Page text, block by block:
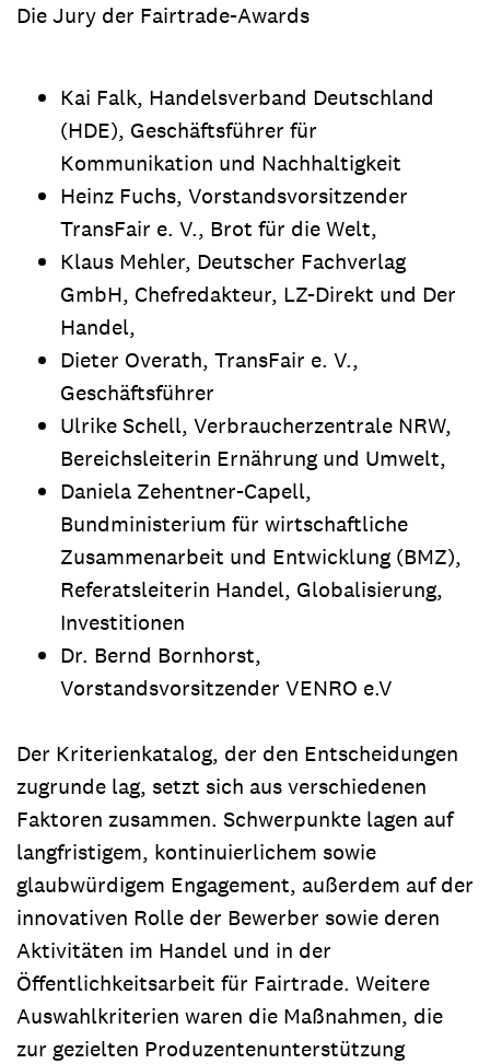
Die Jury der Fairtrade-Awards
Kai Falk, Handelsverband Deutschland
(HDE), Geschäftsführer für
Kommunikation und Nachhaltigkeit
Heinz Fuchs, Vorstandsvorsitzender
TransFair e. V., Brot für die Welt,
Klaus Mehler, Deutscher Fachverlag
GmbH, Chefredakteur, LZ-Direkt und Der
Handel,
Dieter Overath, TransFair e. V.,
Geschäftsführer
Ulrike Schell, Verbraucherzentrale NRW,
Bereichsleiterin Ernährung und Umwelt,
Daniela Zehentner-Capell,
Bundministerium für wirtschaftliche
Zusammenarbeit und Entwicklung (BMZ),
Referatsleiterin Handel, Globalisierung,
Investitionen
Dr. Bernd Bornhorst,
Vorstandsvorsitzender VENRO e.V
Der Kriterienkatalog, der den Entscheidungen
zugrunde lag, setzt sich aus verschiedenen
Faktoren zusammen. Schwerpunkte lagen auf
langfristigem, kontinuierlichem sowie
glaubwürdigem Engagement, außerdem auf der
innovativen Rolle der Bewerber sowie deren
Aktivitäten im Handel und in der
Öffentlichkeitsarbeit für Fairtrade. Weitere
Auswahlkriterien waren die Maßnahmen, die
zur gezielten Produzentenunterstützung